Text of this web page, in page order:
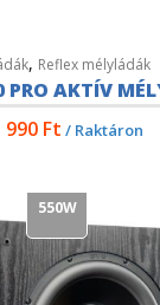
, Reflex mélyládák
PRO AKTÍV
990 Ft / Raktáron
550W